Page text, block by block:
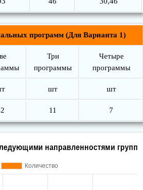
программ (Для Варианта 1)
Три
программы
Четыре
программы
шт шт
11 7